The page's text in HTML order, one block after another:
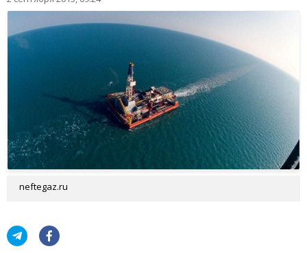
neftegaz.ru